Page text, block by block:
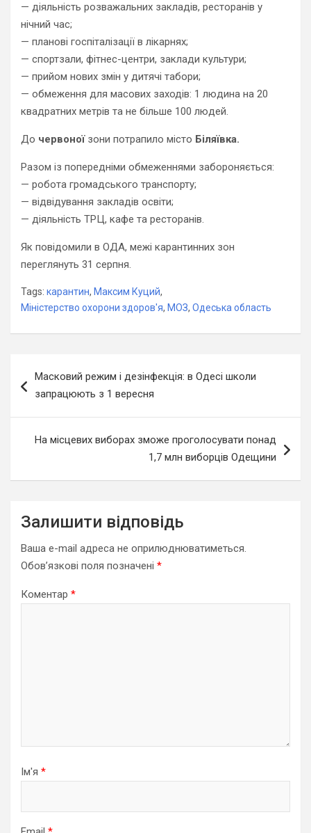
— діяльність розважальних закладів, ресторанів у
нічний час;
— планові госпіталізації в лікарнях;
— спортзали, фітнес-центри, заклади культури;
— прийом нових змін у дитячі табори;
— обмеження для масових заходів: 1 людина на 20
квадратних метрів та не більше 100 людей.
До червоноїзони потрапило місто Біляївка.
Разом із попередніми обмеженнями забороняється:
— робота громадського транспорту;
— відвідування закладів освіти;
— діяльність ТРЦ, кафе та ресторанів.
Як повідомили в ОДА, межі карантинних зон
переглянуть 31 серпня.
Tags: карантин, Максим Куций,
Міністерство охорони здоров'я, МОЗ, Одеська область
записів
Масковий режим і дезінфекція: в Одесі школи
запрацюють з 1 вересня
На місцевих виборах зможе проголосувати понад
1,7 млн виборців Одещини
Залишити відповідь
Ваша e-mail адреса не оприлюднюватиметься.
Обов’язкові поля позначені *
Коментар *
Ім'я *